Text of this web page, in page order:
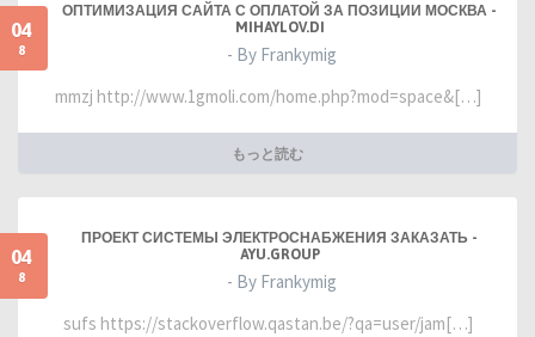
04
8
ОПТИМИЗАЦИЯ САЙТА С ОПЛАТОЙ ЗА ПОЗИЦИИ МОСКВА -
MIHAYLOV.DI
- By Frankymig
mmzj http://www.1gmoli.com/home.php?mod=space&[…]
もっと読む
04
8
ПРОЕКТ СИСТЕМЫ ЭЛЕКТРОСНАБЖЕНИЯ ЗАКАЗАТЬ -
AYU.GROUP
- By Frankymig
sufs https://stackoverflow.qastan.be/?qa=user/jam[…]